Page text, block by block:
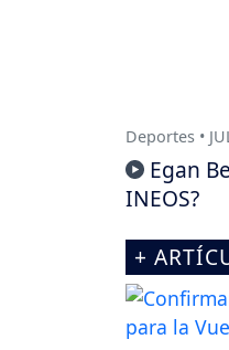
Deportes •
Egan
INEOS?
+